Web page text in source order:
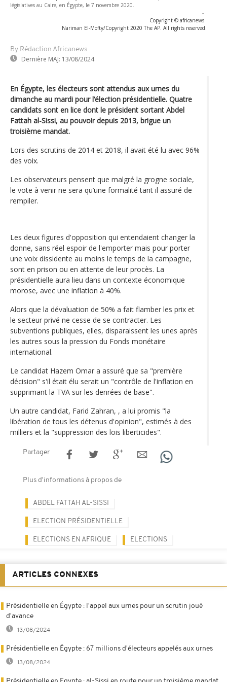
législatives au Caire, en Égypte, le 7 novembre 2020.
-
Copyright © africanews
Nariman El-Mofty/Copyright 2020 The AP. All rights reserved.
By Rédaction Africanews
Dernière MAJ: 13/08/2024
En Égypte, les électeurs sont attendus aux urnes du
dimanche au mardi pour l’élection présidentielle. Quatre
candidats sont en lice dont le président sortant Abdel
Fattah al-Sissi, au pouvoir depuis 2013, brigue un
troisième mandat.
Lors des scrutins de 2014 et 2018, il avait été lu avec 96%
des voix.
Les observateurs pensent que malgré la grogne sociale,
le vote à venir ne sera qu’une formalité tant il assuré de
rempiler.
Les deux figures d'opposition qui entendaient changer la
donne, sans réel espoir de l'emporter mais pour porter
une voix dissidente au moins le temps de la campagne,
sont en prison ou en attente de leur procès. La
présidentielle aura lieu dans un contexte économique
morose, avec une inflation à 40%.
Alors que la dévaluation de 50% a fait flamber les prix et
le secteur privé ne cesse de se contracter. Les
subventions publiques, elles, disparaissent les unes après
les autres sous la pression du Fonds monétaire
international.
Le candidat Hazem Omar a assuré que sa "première
décision" s'il était élu serait un "contrôle de l'inflation en
supprimant la TVA sur les denrées de base".
Un autre candidat, Farid Zahran, , a lui promis "la
libération de tous les détenus d'opinion", estimés à des
milliers et la "suppression des lois liberticides".
Partager
Plus d'informations à propos de
ABDEL FATTAH AL-SISSI
ELECTION PRÉSIDENTIELLE
ELECTIONS EN AFRIQUE ELECTIONS
ARTICLES CONNEXES
Présidentielle en Égypte : l'appel aux urnes pour un scrutin joué
d'avance
13/08/2024
Présidentielle en Égypte : 67 millions d'électeurs appelés aux urnes
13/08/2024